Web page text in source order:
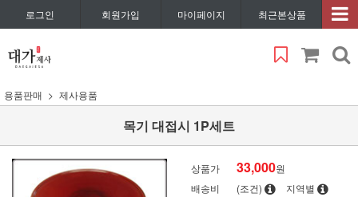
로그인 회원가입 마이페이지 최근본상품
용품판매 제사용품
목기 대접시 1P세트
상품가 33,000원
배송비
(조건) 지역별